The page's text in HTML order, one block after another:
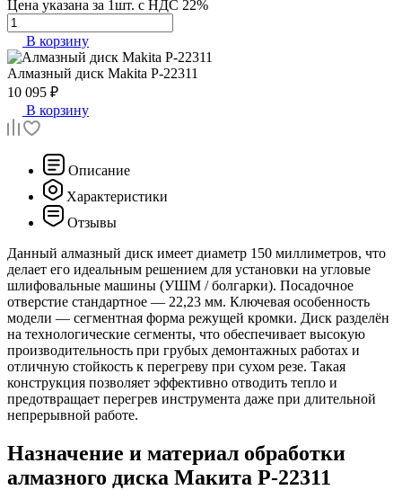
Цена указана за 1шт. с НДС 22%
В корзину
Алмазный диск Makita P-22311
10 095 ₽
В корзину
Описание
Характеристики
Отзывы
Данный алмазный диск имеет диаметр 150 миллиметров, что
делает его идеальным решением для установки на угловые
шлифовальные машины (УШМ / болгарки). Посадочное
отверстие стандартное — 22,23 мм. Ключевая особенность
модели — сегментная форма режущей кромки. Диск разделён
на технологические сегменты, что обеспечивает высокую
производительность при грубых демонтажных работах и
отличную стойкость к перегреву при сухом резе. Такая
конструкция позволяет эффективно отводить тепло и
предотвращает перегрев инструмента даже при длительной
непрерывной работе.
Назначение и материал обработки
алмазного диска Макита P-22311